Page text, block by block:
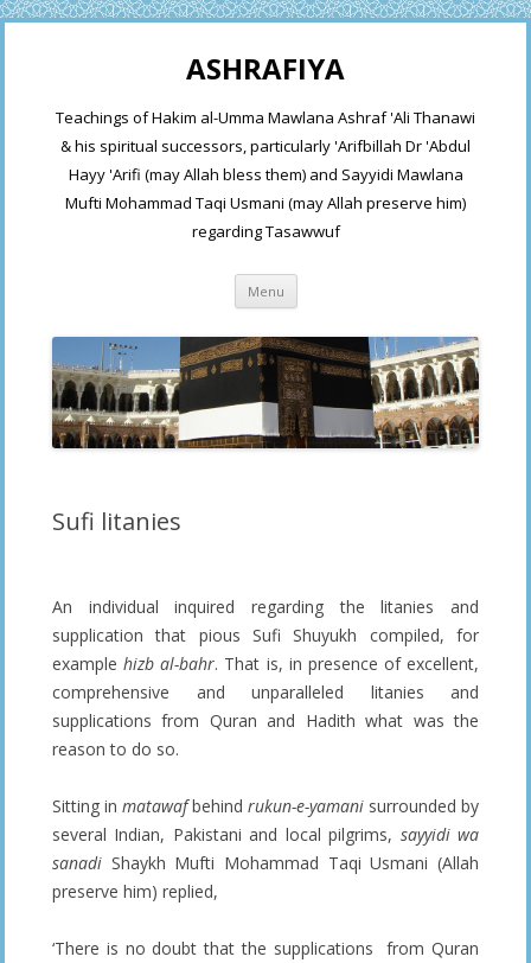
ASHRAFIYA
Teachings of Hakim al-Umma Mawlana Ashraf 'Ali Thanawi
& his spiritual successors, particularly 'Arifbillah Dr 'Abdul
Hayy 'Arifi (may Allah bless them) and Sayyidi Mawlana
Mufti Mohammad Taqi Usmani (may Allah preserve him)
regarding Tasawwuf
Menu Skip
content
Sufi litanies
An individual inquired regarding the litanies and
supplication that pious Sufi Shuyukh compiled, for
examplehizb al-bahr. That is, in presence of excellent,
comprehensive and unparalleled litanies and
supplications from Quran and Hadith what was the
reason to do so.
Sitting in matawafbehind rukun-e-yamani surrounded by
several Indian, Pakistani and local pilgrims, sayyidi wa
sanadi Shaykh Mufti Mohammad Taqi Usmani (Allah
preserve him) replied,
‘There is no doubt that the supplications from Quran